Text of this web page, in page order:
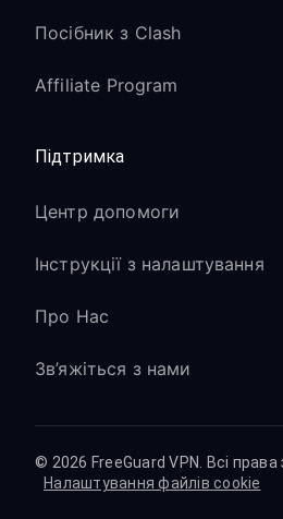
Посібник з Clash
Affiliate Program
Підтримка
Центр допомоги
Інструкції з налаштування
Про Нас
Зв’яжіться з нами
© 2026 FreeGuard VPN. Всі права
Налаштування файлів cookie